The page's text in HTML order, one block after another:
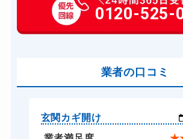
玄関カギ作成
玄関カギ交換
バイクカギ開け
スーツケースカギ開け
金庫カギ開け
0120-525-
業者の口コミ
玄関カギ開け